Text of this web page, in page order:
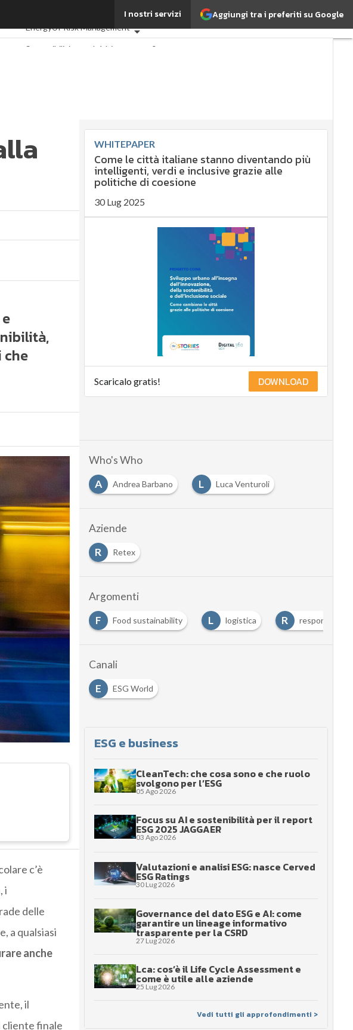
Aggiungi tra i preferiti su Google
I nostri servizi
ESG: che cos'è?Agrifood
EnergyUPRisk Management
Sostenibilità: perché è importante?
Corporate governance
Digital for ESG
ESG Smart Data Ultimi articoli
c’è
i
delle
a qualsiasi
anche
il
cliente finale
WHITEPAPER
Come le città italiane stanno diventando più
intelligenti, verdi e inclusive grazie alle
politiche di coesione
30 Lug 2025
Scaricalo gratis! DOWNLOAD
Who's Who
A
Andrea Barbano L Luca Venturoli
Aziende
R
Retex
Argomenti
Food sustainability L logistica R responsabilità sociale R
Retail
Canali
E
ESG World
ESG e business
CleanTech: che cosa sono e che ruolo
svolgono per l’ESG
05 Ago 2026
Focus su AI e sostenibilità per il report
ESG 2025 JAGGAER
03 Ago 2026
Valutazioni e analisi ESG: nasce Cerved
ESG Ratings
30 Lug 2026
Governance del dato ESG e AI: come
garantire un lineage informativo
trasparente per la CSRD
27 Lug 2026
Lca: cos’è il Life Cycle Assessment e
come è utile alle aziende
25 Lug 2026
Vedi tutti gli approfondimenti >